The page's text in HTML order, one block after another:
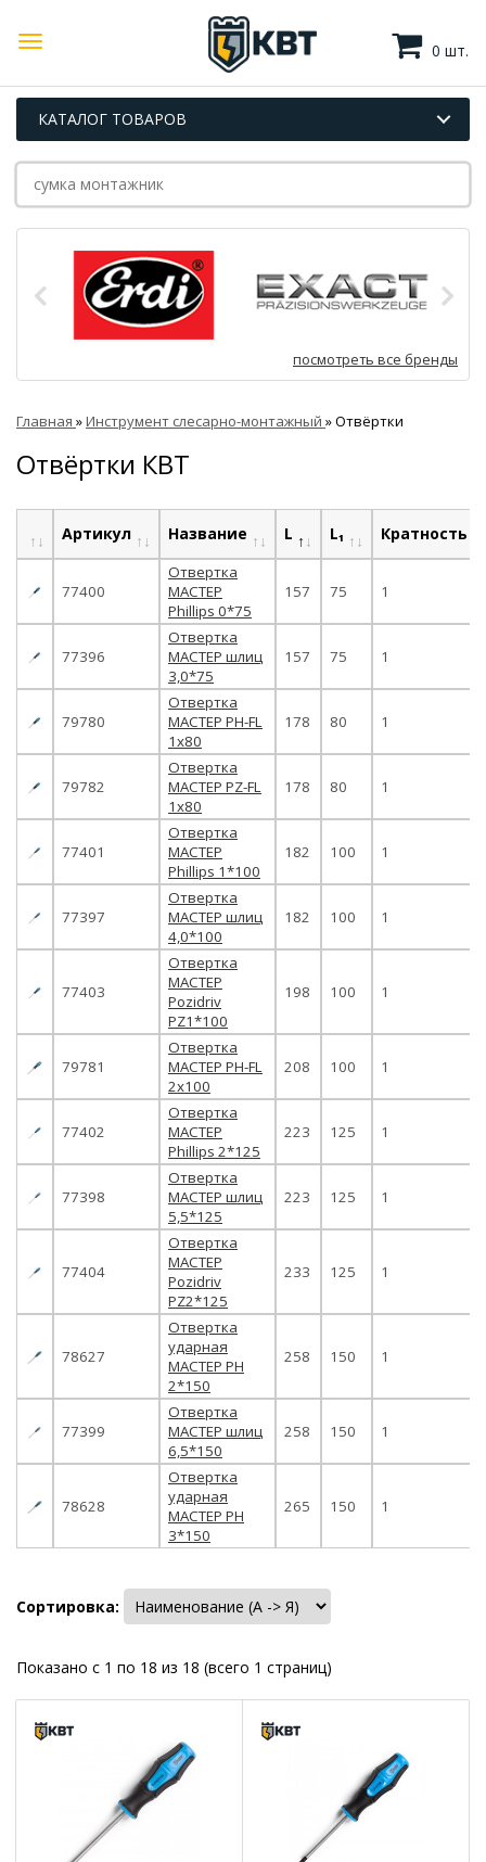
0 шт.
КАТАЛОГ ТОВАРОВ
посмотреть все бренды
Главная »Инструмент слесарно-монтажный »Отвёртки
Отвёртки КВТ
Артикул Название L L₁ Кратность
77400
Отвертка
МАСТЕР
Phillips 0*75
157 75 1
77396
Отвертка
МАСТЕР шлиц
3,0*75
157 75 1
79780
Отвертка
МАСТЕР PH-FL
1х80
178 80 1
79782
Отвертка
МАСТЕР PZ-FL
1х80
178 80 1
77401
Отвертка
МАСТЕР
Phillips 1*100
182 100 1
77397
Отвертка
МАСТЕР шлиц
4,0*100
182 100 1
77403
Отвертка
МАСТЕР
Pozidriv
PZ1*100
198 100 1
79781
Отвертка
МАСТЕР PH-FL
2х100
208 100 1
77402
Отвертка
МАСТЕР
Phillips 2*125
223 125 1
77398
Отвертка
МАСТЕР шлиц
5,5*125
223 125 1
77404
Отвертка
МАСТЕР
Pozidriv
PZ2*125
233 125 1
78627
Отвертка
ударная
МАСТЕР PH
2*150
258 150 1
77399
Отвертка
МАСТЕР шлиц
6,5*150
258 150 1
78628
Отвертка
ударная
МАСТЕР PH
3*150
265 150 1
Сортировка:
Показано с 1 по 18 из 18 (всего 1 страниц)